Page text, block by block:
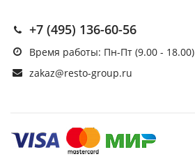
+7 (495) 136-60-56
Время работы: Пн-Пт (9.00 - 18.00)
zakaz@resto-group.ru